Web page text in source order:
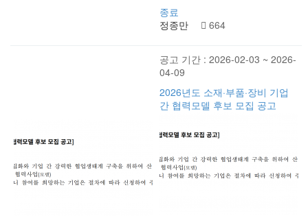
종료
정종만
664
공고 기간 : 2026-02-03 ~ 2026-
04-09
2026년도 소재·부품·장비 기업
간 협력모델 후보 모집 공고